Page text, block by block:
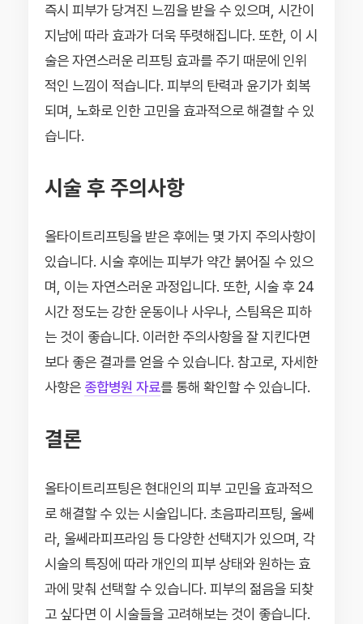
즉시 피부가 당겨진 느낌을 받을 수 있으며, 시간이
지남에 따라 효과가 더욱 뚜렷해집니다. 또한, 이 시
술은 자연스러운 리프팅 효과를 주기 때문에 인위
적인 느낌이 적습니다. 피부의 탄력과 윤기가 회복
되며, 노화로 인한 고민을 효과적으로 해결할 수 있
습니다.
시술 후 주의사항
올타이트리프팅을 받은 후에는 몇 가지 주의사항이
있습니다. 시술 후에는 피부가 약간 붉어질 수 있으
며, 이는 자연스러운 과정입니다. 또한, 시술 후 24
시간 정도는 강한 운동이나 사우나, 스팀욕은 피하
는 것이 좋습니다. 이러한 주의사항을 잘 지킨다면
보다 좋은 결과를 얻을 수 있습니다. 참고로, 자세한
사항은 종합병원 자료를 통해 확인할 수 있습니다.
결론
올타이트리프팅은 현대인의 피부 고민을 효과적으
로 해결할 수 있는 시술입니다. 초음파리프팅, 울쎄
라, 울쎄라피프라임 등 다양한 선택지가 있으며, 각
시술의 특징에 따라 개인의 피부 상태와 원하는 효
과에 맞춰 선택할 수 있습니다. 피부의 젊음을 되찾
고 싶다면 이 시술들을 고려해보는 것이 좋습니다.